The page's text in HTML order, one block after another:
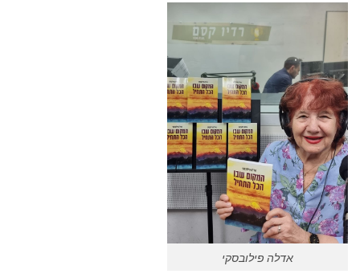
אדלה פילובסקי